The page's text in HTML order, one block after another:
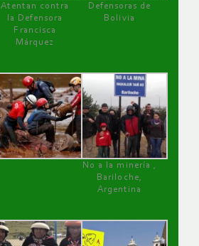
Atentan contra
la Defensora
Francisca
Márquez
Defensoras de
Bolivia
No a la minería ,
Bariloche,
Argentina